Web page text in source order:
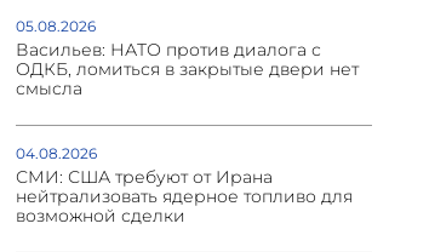
05.08.2026
Васильев: НАТО против диалога с
ОДКБ, ломиться в закрытые двери нет
смысла
04.08.2026
СМИ: США требуют от Ирана
нейтрализовать ядерное топливо для
возможной сделки